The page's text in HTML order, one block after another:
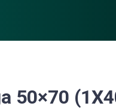
50×70